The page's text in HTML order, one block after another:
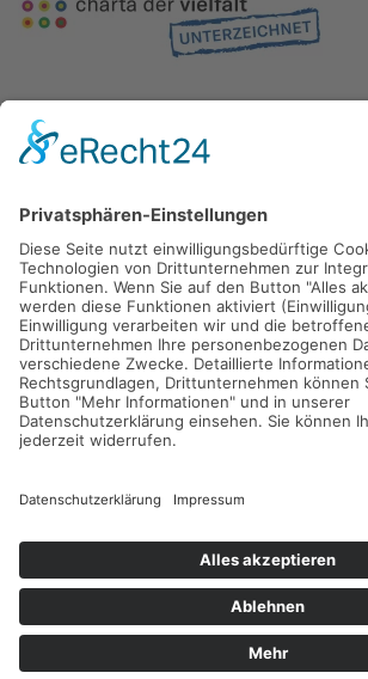
Gefördert durch die
Freie und Hansestadt Hamburg
SUCHT.HAMBURG gGmbH
Datenschutz Impressum Sitemap